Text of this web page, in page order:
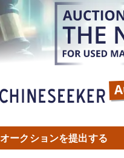
オークションを提出する